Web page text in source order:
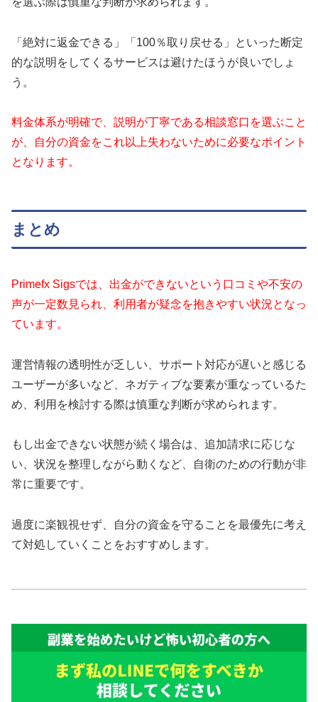
「絶対に返金できる」「100％取り戻せる」といった断定
的な説明をしてくるサービスは避けたほうが良いでしょ
う。
料金体系が明確で、説明が丁寧である相談窓口を選ぶこと
が、自分の資金をこれ以上失わないために必要なポイント
となります。
まとめ
Primefx Sigsでは、出金ができないという口コミや不安の
声が一定数見られ、利用者が疑念を抱きやすい状況となっ
ています。
運営情報の透明性が乏しい、サポート対応が遅いと感じる
ユーザーが多いなど、ネガティブな要素が重なっているた
め、利用を検討する際は慎重な判断が求められます。
もし出金できない状態が続く場合は、追加請求に応じな
い、状況を整理しながら動くなど、自衛のための行動が非
常に重要です。
過度に楽観視せず、自分の資金を守ることを最優先に考え
て対処していくことをおすすめします。